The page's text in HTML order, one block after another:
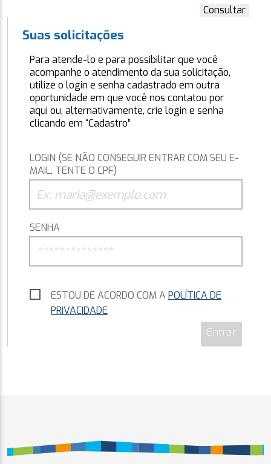
Consultar
Suas solicitações
Para atende-lo e para possibilitar que você
acompanhe o atendimento da sua solicitação,
utilize o login e senha cadastrado em outra
oportunidade em que você nos contatou por
aqui ou, alternativamente, crie login e senha
clicando em “Cadastro”
LOGIN (SE NÃO CONSEGUIR ENTRAR COM SEU E-
MAIL, TENTE O CPF)
SENHA
ESTOU DE ACORDO COM A POLÍTICA DE
PRIVACIDADE
Entrar